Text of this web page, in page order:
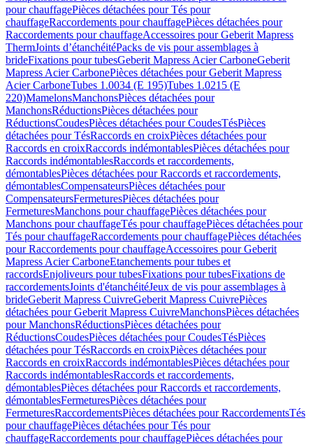
pour chauffagePièces détachées pour Tés pour
chauffageRaccordements pour chauffagePièces détachées pour
Raccordements pour chauffageAccessoires pour Geberit Mapress
ThermJoints d’étanchéitéPacks de vis pour assemblages à
brideFixations pour tubesGeberit Mapress Acier CarboneGeberit
Mapress Acier CarbonePièces détachées pour Geberit Mapress
Acier CarboneTubes 1.0034 (E 195)Tubes 1.0215 (E
220)MamelonsManchonsPièces détachées pour
ManchonsRéductionsPièces détachées pour
RéductionsCoudesPièces détachées pour CoudesTésPièces
détachées pour TésRaccords en croixPièces détachées pour
Raccords en croixRaccords indémontablesPièces détachées pour
Raccords indémontablesRaccords et raccordements,
démontablesPièces détachées pour Raccords et raccordements,
démontablesCompensateursPièces détachées pour
CompensateursFermeturesPièces détachées pour
FermeturesManchons pour chauffagePièces détachées pour
Manchons pour chauffageTés pour chauffagePièces détachées pour
Tés pour chauffageRaccordements pour chauffagePièces détachées
pour Raccordements pour chauffageAccessoires pour Geberit
Mapress Acier CarboneEtanchements pour tubes et
raccordsEnjoliveurs pour tubesFixations pour tubesFixations de
raccordementsJoints d'étanchéitéJeux de vis pour assemblages à
brideGeberit Mapress CuivreGeberit Mapress CuivrePièces
détachées pour Geberit Mapress CuivreManchonsPièces détachées
pour ManchonsRéductionsPièces détachées pour
RéductionsCoudesPièces détachées pour CoudesTésPièces
détachées pour TésRaccords en croixPièces détachées pour
Raccords en croixRaccords indémontablesPièces détachées pour
Raccords indémontablesRaccords et raccordements,
démontablesPièces détachées pour Raccords et raccordements,
démontablesFermeturesPièces détachées pour
FermeturesRaccordementsPièces détachées pour RaccordementsTés
pour chauffagePièces détachées pour Tés pour
chauffageRaccordements pour chauffagePièces détachées pour